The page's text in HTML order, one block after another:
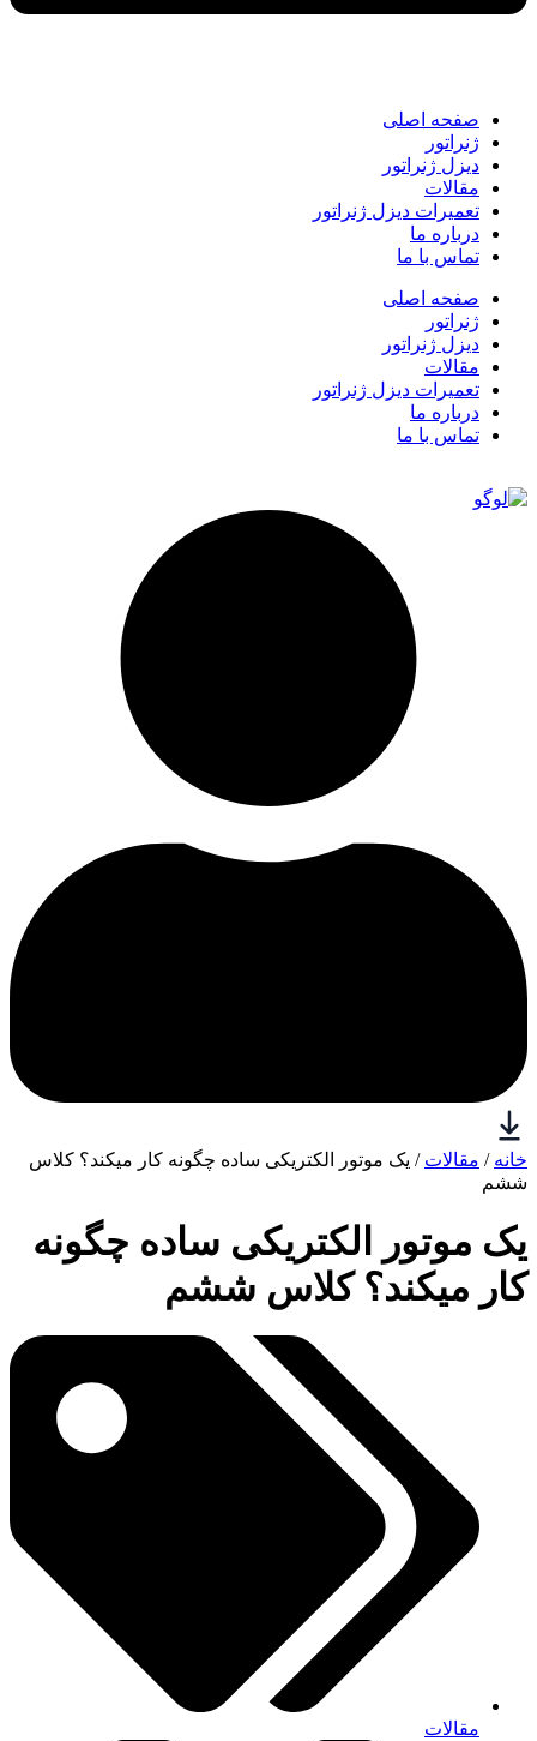
صفحه اصلی
ژنراتور
دیزل ژنراتور
مقالات
تعمیرات دیزل ژنراتور
درباره ما
تماس با ما
صفحه اصلی
ژنراتور
دیزل ژنراتور
مقالات
تعمیرات دیزل ژنراتور
درباره ما
تماس با ما
خانه / مقالات / یک موتور الکتریکی ساده چگونه کار میکند؟ کلاس
ششم
یک موتور الکتریکی ساده چگونه
کار میکند؟ کلاس ششم
مقالات